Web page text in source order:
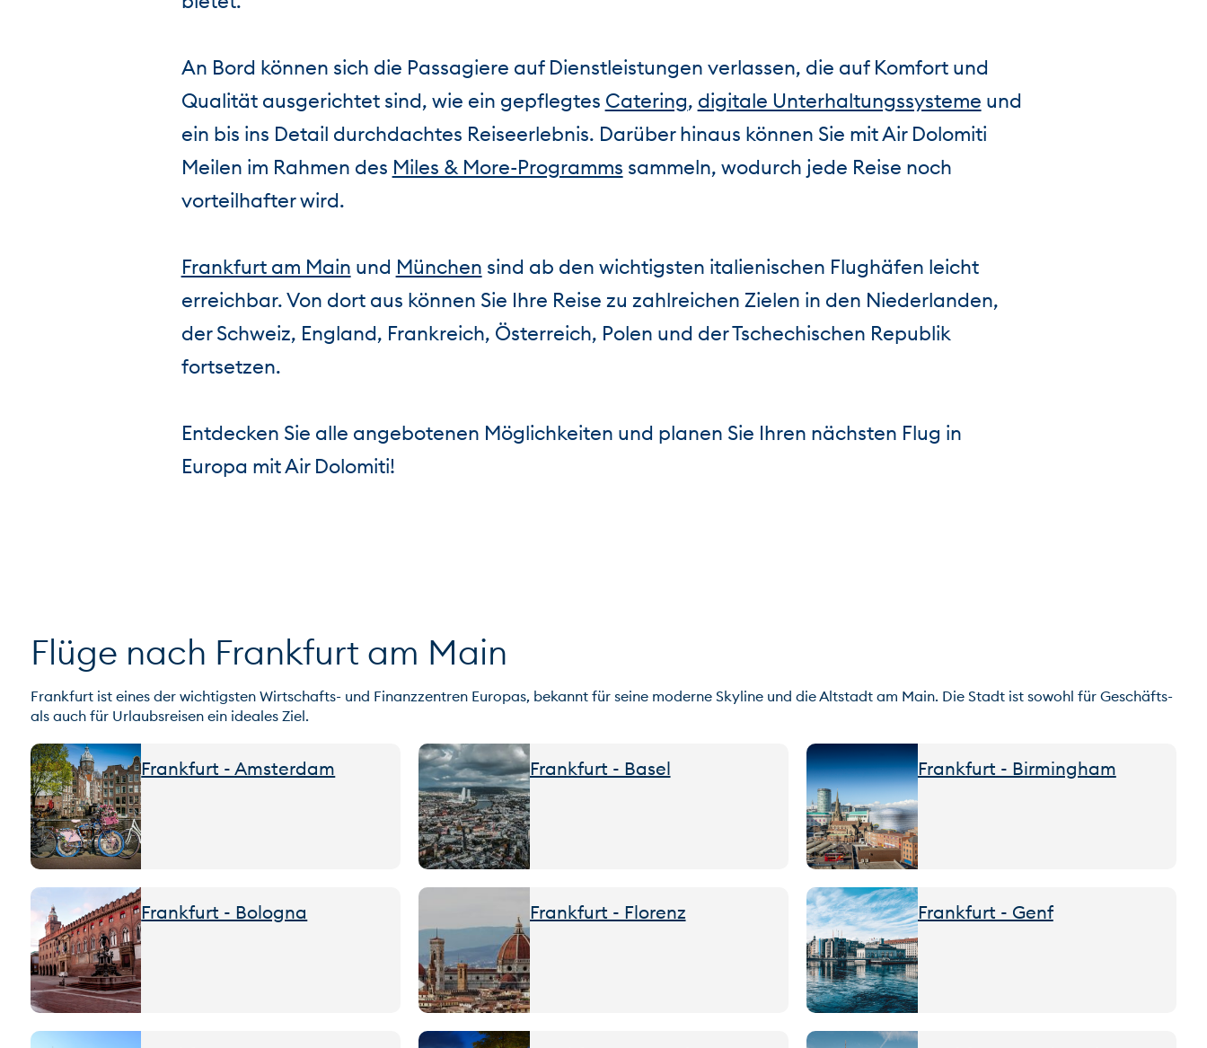
An Bord können sich die Passagiere auf Dienstleistungen verlassen, die auf Komfort und
Qualität ausgerichtet sind, wie ein gepflegtes Catering, digitale Unterhaltungssysteme und
ein bis ins Detail durchdachtes Reiseerlebnis. Darüber hinaus können Sie mit Air Dolomiti
Meilen im Rahmen des Miles & More-Programms sammeln, wodurch jede Reise noch
vorteilhafter wird.
Frankfurt am Main und München sind ab den wichtigsten italienischen Flughäfen leicht
erreichbar. Von dort aus können Sie Ihre Reise zu zahlreichen Zielen in den Niederlanden,
der Schweiz, England, Frankreich, Österreich, Polen und der Tschechischen Republik
fortsetzen.
Entdecken Sie alle angebotenen Möglichkeiten und planen Sie Ihren nächsten Flug in
Europa mit Air Dolomiti!
Flüge nach Frankfurt am Main
Frankfurt ist eines der wichtigsten Wirtschafts- und Finanzzentren Europas, bekannt für seine moderne Skyline und die Altstadt am Main. Die Stadt ist sowohl für Geschäfts-
als auch für Urlaubsreisen ein ideales Ziel.
Frankfurt - Amsterdam Frankfurt - Basel Frankfurt - Birmingham
Frankfurt - Bologna Frankfurt - Florenz Frankfurt - Genf